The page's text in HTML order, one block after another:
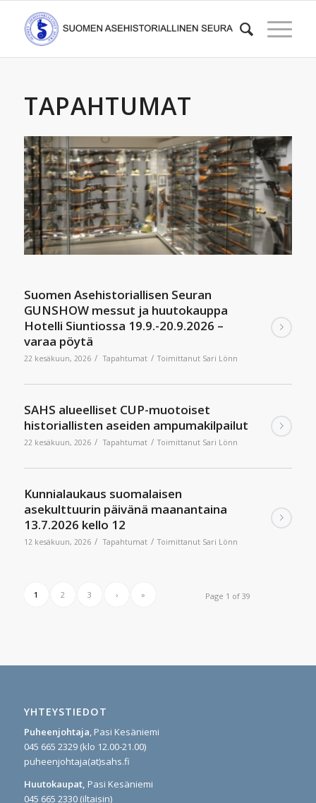
TAPAHTUMAT
Suomen Asehistoriallisen Seuran
GUNSHOW messut ja huutokauppa
Hotelli Siuntiossa 19.9.-20.9.2026 –
varaa pöytä
22 kesäkuun, 2026 / Tapahtumat / Toimittanut Sari Lönn
SAHS alueelliset CUP-muotoiset
historiallisten aseiden ampumakilpailut
22 kesäkuun, 2026 / Tapahtumat / Toimittanut Sari Lönn
Kunnialaukaus suomalaisen
asekulttuurin päivänä maanantaina
13.7.2026 kello 12
12 kesäkuun, 2026 / Tapahtumat / Toimittanut Sari Lönn
Page 1 of 39
1 2 3 › »
YHTEYSTIEDOT
Puheenjohtaja, Pasi Kesäniemi
045 665 2329 (klo 12.00-21.00)
puheenjohtaja(at)sahs.fi
Huutokaupat, Pasi Kesäniemi
045 665 2330 (iltaisin)